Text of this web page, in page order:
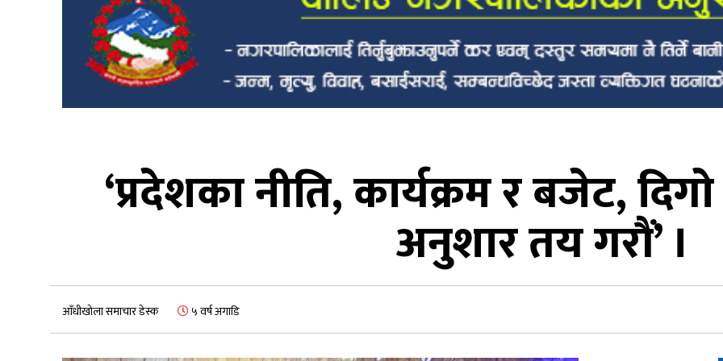
‘प्रदेशका नीति, कार्यक्रम र बजेट,
अनुशार तय गरौं’ ।
आँधीखोला समाचार डेस्क ५ वर्ष अगाडि